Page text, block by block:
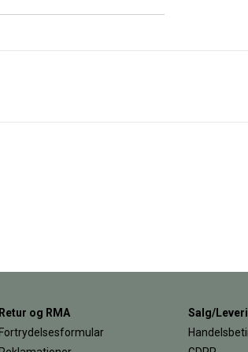
Retur og RMA
Fortrydelsesformular
Salg/